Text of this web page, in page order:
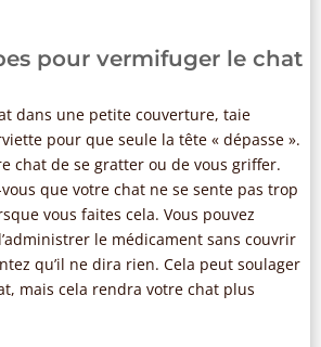
pour vermifuger le chat
dans une petite couverture, taie
pour que seule la tête « dépasse ».
chat de se gratter ou de vous griffer.
que votre chat ne se sente pas trop
vous faites cela. Vous pouvez
le médicament sans couvrir
qu’il ne dira rien. Cela peut soulager
mais cela rendra votre chat plus